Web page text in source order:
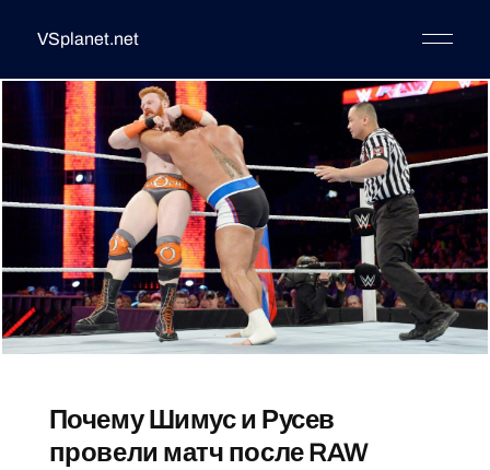
VSplanet.net
Почему Шимус и Русев
провели матч после RAW